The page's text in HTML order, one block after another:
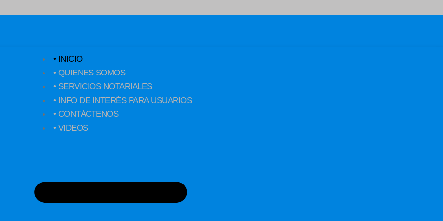
• INICIO
• QUIENES SOMOS
• SERVICIOS NOTARIALES
• INFO DE INTERÉS PARA USUARIOS
• CONTÁCTENOS
• VIDEOS